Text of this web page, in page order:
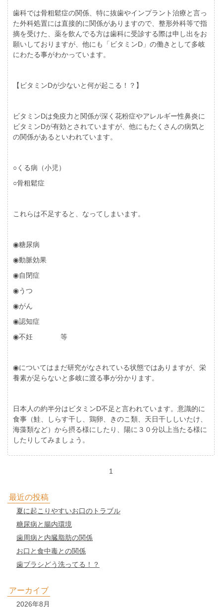
歯科では骨粗鬆症の関係、特に抜歯やインプラント治療と言っ
た外科処置には直接的に関係がありますので、整形外科等で指
摘を受けた、薬を飲んでる方は歯科に受診する際は申し出をお
願いしておりますが、他にも「ビタミンD」の働きとして多岐
にわたる事がわかっています。
【ビタミンDが少ないと何が起こる！？】
ビタミンDは免疫力と関係が深く花粉症やアレルギー性鼻炎に
ビタミンDが有効とされていますが、他にもたくさんの病気と
の関係があるといわれています。
○くる病（小児）
○骨粗鬆症
これらは不足すると、なってしまいます。
◉糖尿病
◉動脈効果
◉自閉症
◉うつ
◉がん
◉認知症
◉不妊 等
◉についてはまだ研究がなされている状態ではありますが、栄
養素が足らないと多岐に渡る事が分かります。
日本人の約半分はビタミンD不足と言われています。意識的に
食事（鮭、しらす干し、鶏卵、きのこ類、天日干ししいたけ、
海藻類など）から摂る様にしたり、陽に３０分以上当たる様に
したりしてみましょう。
1
最近の投稿
夏に起こりやすいお口のトラブル
糖尿病と腸内環境
歯周病と内臓脂肪の関係
お口と食中毒との関係
歯ブラシどう洗ってる！？
アーカイブ
2026年8月